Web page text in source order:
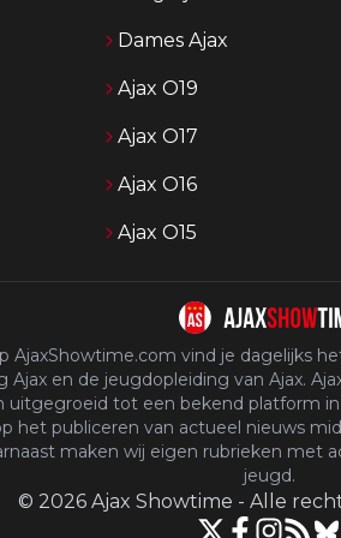
Dames Ajax
Ajax O19
Ajax O17
Ajax O16
Ajax O15
AjaxShowtime.com vind je dagelijks
Ajax en de jeugdopleiding van Ajax.
uitgegroeid tot een bekend platform
het publiceren van actueel nieuws
maken wij eigen rubrieken met
jeugd.
© 2026 Ajax Showtime - Alle